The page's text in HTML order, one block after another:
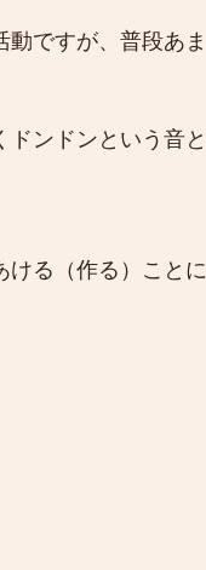
ですが、普段あ
ドンドンという音
る（作る）こと